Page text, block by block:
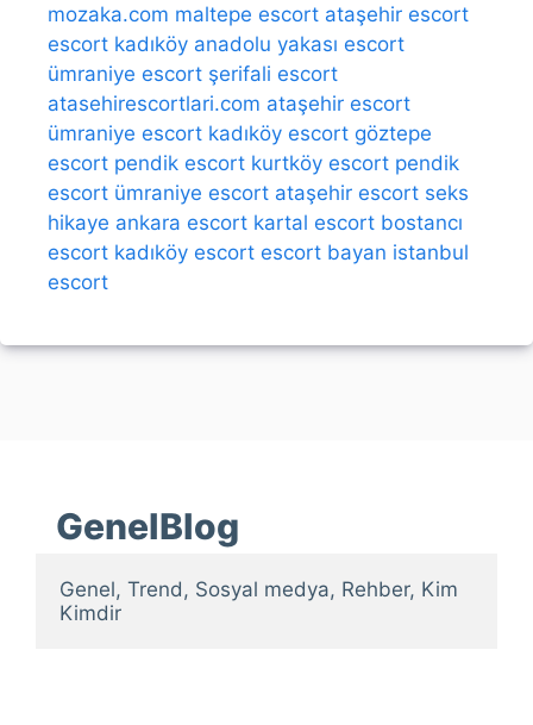
mozaka.com maltepe escort ataşehir escort
escort kadıköy anadolu yakası escort
ümraniye escort şerifali escort
atasehirescortlari.com ataşehir escort
ümraniye escort kadıköy escort göztepe
escort pendik escort kurtköy escort pendik
escort ümraniye escort ataşehir escort seks
hikaye ankara escort kartal escort bostancı
escort kadıköy escort escort bayan istanbul
escort
GenelBlog
Genel, Trend, Sosyal medya, Rehber, Kim
Kimdir